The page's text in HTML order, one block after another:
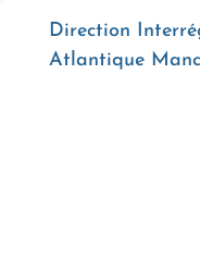
Direction
Atlantique